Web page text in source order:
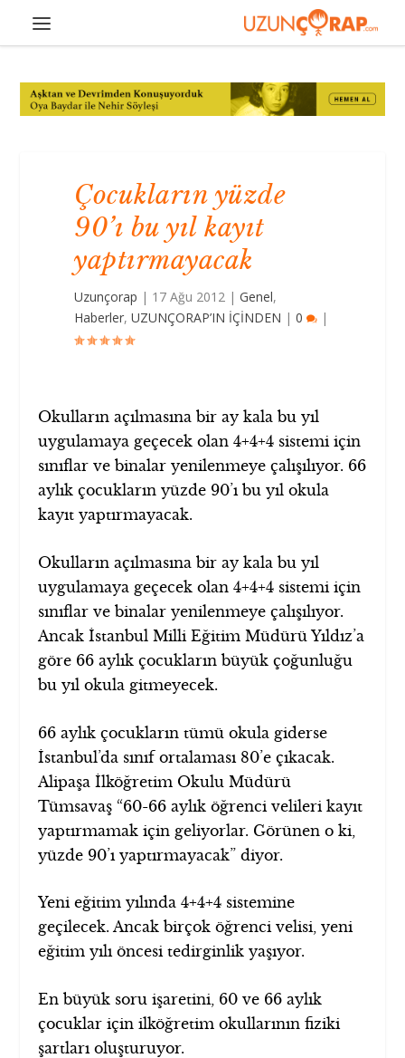
Çocukların yüzde
90’ı bu yıl kayıt
yaptırmayacak
Uzunçorap | 17 Ağu 2012 |Genel,
Haberler,UZUNÇORAP’IN İÇİNDEN |0 |
Okulların açılmasına bir ay kala bu yıl
uygulamaya geçecek olan 4+4+4 sistemi için
sınıflar ve binalar yenilenmeye çalışılıyor. 66
aylık çocukların yüzde 90’ı bu yıl okula
kayıt yaptırmayacak.
Okulların açılmasına bir ay kala bu yıl
uygulamaya geçecek olan 4+4+4 sistemi için
sınıflar ve binalar yenilenmeye çalışılıyor.
Ancak İstanbul Milli Eğitim Müdürü Yıldız’a
göre 66 aylık çocukların büyük çoğunluğu
bu yıl okula gitmeyecek.
66 aylık çocukların tümü okula giderse
İstanbul’da sınıf ortalaması 80’e çıkacak.
Alipaşa İlköğretim Okulu Müdürü
Tümsavaş “60-66 aylık öğrenci velileri kayıt
yaptırmamak için geliyorlar. Görünen o ki,
yüzde 90’ı yaptırmayacak” diyor.
Yeni eğitim yılında 4+4+4 sistemine
geçilecek. Ancak birçok öğrenci velisi, yeni
eğitim yılı öncesi tedirginlik yaşıyor.
En büyük soru işaretini, 60 ve 66 aylık
çocuklar için ilköğretim okullarının fiziki
şartları oluşturuyor.